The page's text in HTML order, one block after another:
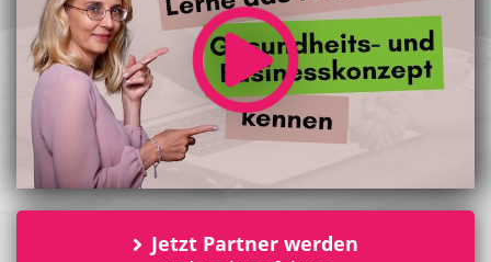
Jetzt Partner werden